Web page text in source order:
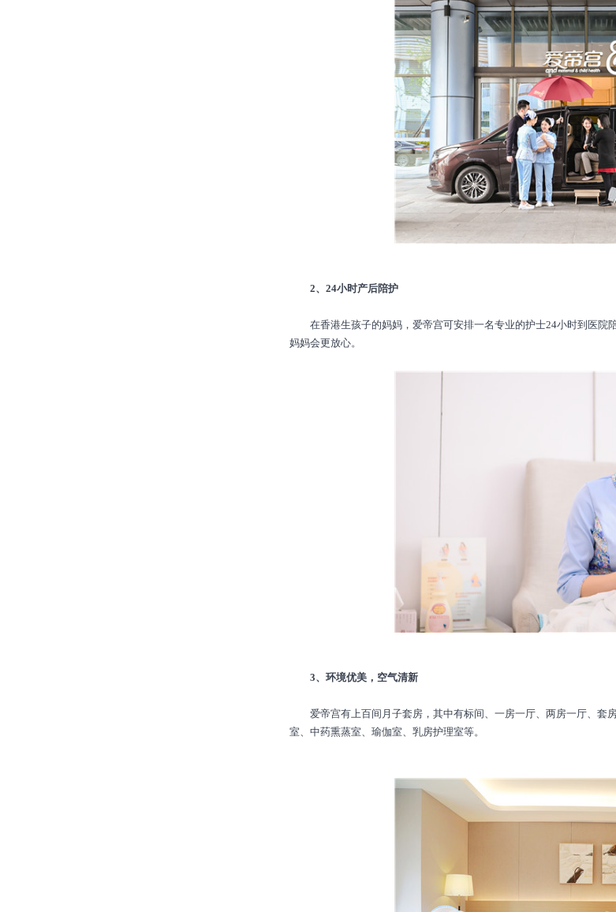
2、24小时产后陪护
在香港生孩子的妈妈，爱帝宫可安排一名专业的护士24小时到医院
妈妈会更放心。
3、环境优美，空气清新
爱帝宫有上百间月子套房，其中有标间、一房一厅、两房一厅、套
室、中药熏蒸室、瑜伽室、乳房护理室等。